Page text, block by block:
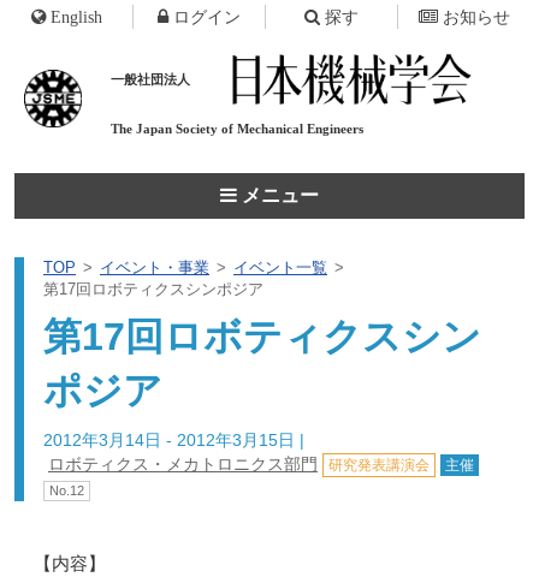
一般社団法人
The Japan Society of Mechanical Engineers
メニュー
English ログイン 探す お知らせ
TOP イベント・事業
イベント一覧
第17回ロボティクスシンポジア
第17回ロボティクスシン
ポジア
2012年3月14日 - 2012年3月15日 |
ロボティクス・メカトロニクス部門
研究発表講演会 主催
No.12
【内容】